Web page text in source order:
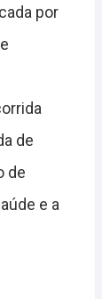
por
de
de
e a